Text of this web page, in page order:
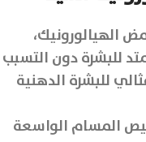
الهيالورونيك،
للبشرة دون التسبب
للبشرة الدهنية
المسام الواسعة